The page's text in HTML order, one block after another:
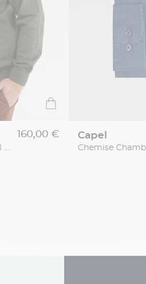
Pull Col Polo Paolo Kaki Capel Grande Taille
160,00 € capel